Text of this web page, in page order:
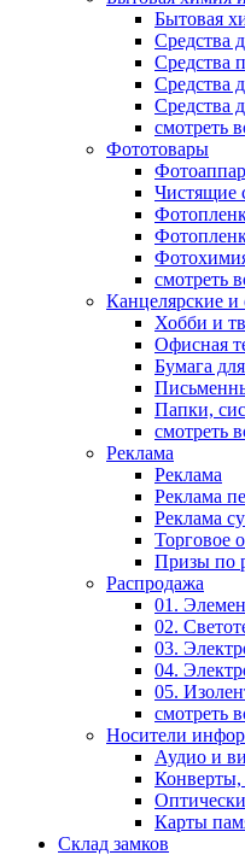
Бытовая
Средства
Средства
Средства
Средства
смотреть
Фототовары
Чистящие
смотреть
Канцелярские
Хобби и
Офисная
Бумага
Папки,
смотреть
Реклама
Реклама
Реклама
Реклама
Торговое
Призы по
Распродажа
01.
02.
03.
04.
05.
смотреть
Носители
Аудио и
Конверты,
Карты
Склад замков